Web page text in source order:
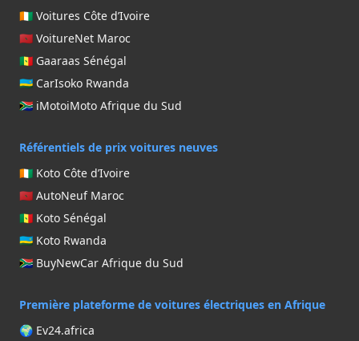
🇨🇮 Voitures Côte d’Ivoire
🇲🇦 VoitureNet Maroc
🇸🇳 Gaaraas Sénégal
🇷🇼 CarIsoko Rwanda
🇿🇦 iMotoiMoto Afrique du Sud
Référentiels de prix voitures neuves
🇨🇮 Koto Côte d’Ivoire
🇲🇦 AutoNeuf Maroc
🇸🇳 Koto Sénégal
🇷🇼 Koto Rwanda
🇿🇦 BuyNewCar Afrique du Sud
Première plateforme de voitures électriques en Afrique
🌍 Ev24.africa